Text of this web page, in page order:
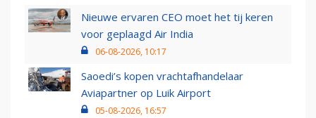
Nieuwe ervaren CEO moet het tij keren
voor geplaagd Air India
06-08-2026, 10:17
Saoedi’s kopen vrachtafhandelaar
Aviapartner op Luik Airport
05-08-2026, 16:57